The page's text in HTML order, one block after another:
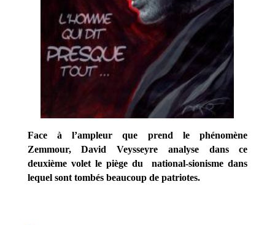
Face à l’ampleur que prend le phénomène
Zemmour, David Veysseyre analyse dans ce
deuxième volet le piège du national-sionisme dans
lequel sont tombés beaucoup de patriotes.